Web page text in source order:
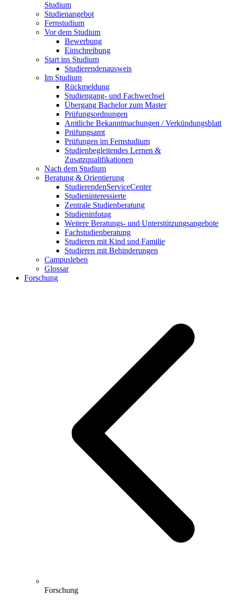
Studium
Studienangebot
Fernstudium
Vor dem Studium
Bewerbung
Einschreibung
Start ins Studium
Studierendenausweis
Im Studium
Rückmeldung
Studiengang- und Fachwechsel
Übergang Bachelor zum Master
Prüfungsordnungen
Amtliche Bekanntmachungen / Verkündungsblatt
Prüfungsamt
Prüfungen im Fernstudium
Studienbegleitendes Lernen &
Zusatzqualifikationen
Nach dem Studium
Beratung & Orientierung
StudierendenServiceCenter
Studieninteressierte
Zentrale Studienberatung
Studieninfotag
Weitere Beratungs- und Unterstützungsangebote
Fachstudienberatung
Studieren mit Kind und Familie
Studieren mit Behinderungen
Campusleben
Glossar
Forschung
Forschung